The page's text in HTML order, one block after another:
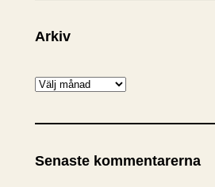
Arkiv
A
k
v
Senaste kommentarerna